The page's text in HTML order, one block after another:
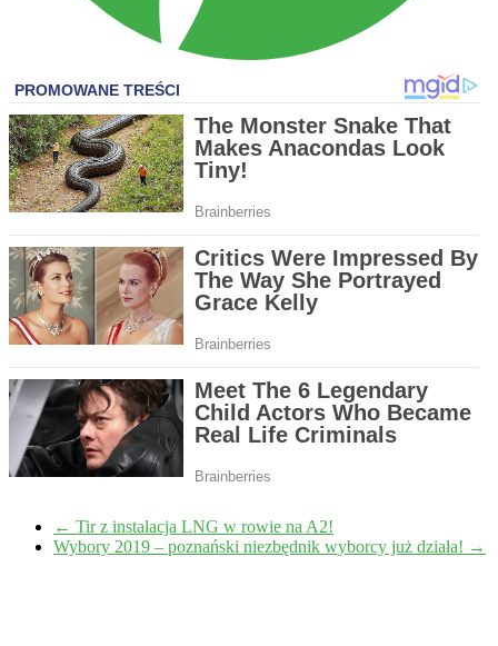
← Tir z instalacja LNG w rowie na A2!
Wybory 2019 – poznański niezbędnik wyborcy już działa! →